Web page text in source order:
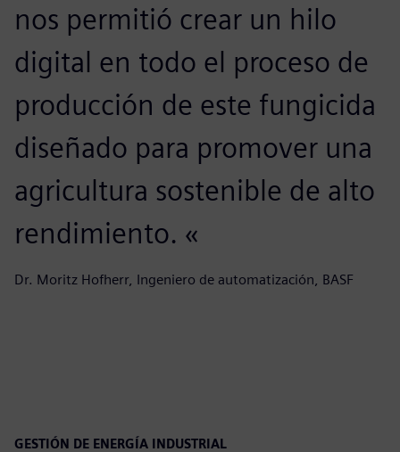
nos permitió crear un hilo
digital en todo el proceso de
producción de este fungicida
diseñado para promover una
agricultura sostenible de alto
rendimiento. «
Dr. Moritz Hofherr, Ingeniero de automatización, BASF
GESTIÓN DE ENERGÍA INDUSTRIAL